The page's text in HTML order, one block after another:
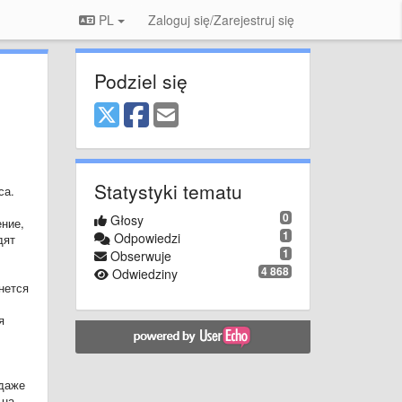
PL Zaloguj się/Zarejestruj się
Podziel się
Statystyki tematu
0
Głosy
1
Odpowiedzi
1
Obserwuje
4 868
Odwiedziny